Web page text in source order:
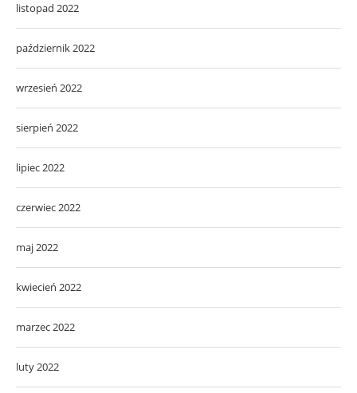
listopad 2022
październik 2022
wrzesień 2022
sierpień 2022
lipiec 2022
czerwiec 2022
maj 2022
kwiecień 2022
marzec 2022
luty 2022